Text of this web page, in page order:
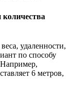
количества
удаленности,
по способу
Например,
6 метров,